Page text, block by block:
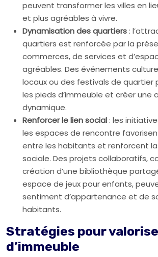
peuvent transformer les villes en
et plus agréables à vivre.
Dynamisation des quartiers:
quartiers est renforcée par la
commerces, de services et
agréables. Des événements
locaux ou des festivals de quartier
les pieds d’immeuble et créer une
dynamique.
Renforcer le lien social: les
les espaces de rencontre
entre les habitants et renforcent
sociale. Des projets collaboratifs,
création d’une bibliothèque
espace de jeux pour enfants,
sentiment d’appartenance et de
habitants.
Stratégies pour
d’immeuble